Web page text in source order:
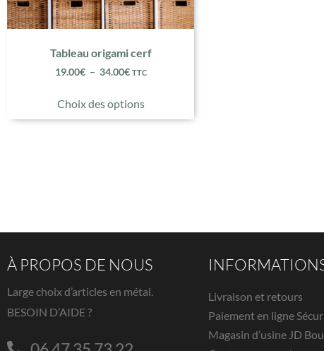
Tableau origami cerf
19.00€ – 34.00€ TTC
Choix des options
À PROPOS DE NOUS
Large choix d’articles en métal.
BESOIN D’AIDE ?
Livraison et retours
Paiement en ligne
Magasin d’usine JD